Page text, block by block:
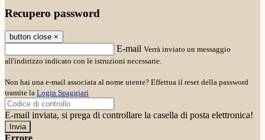
Recupero password
button close ×
E-mail Verrà inviato un messaggio
all'indirizzo indicato con le istruzioni necessarie.
Non hai una e-mail associata al nome utente? Effettua il reset della password
tramite la Login Spaggiari
E-mail inviata, si prega di controllare la casella di posta elettronica!